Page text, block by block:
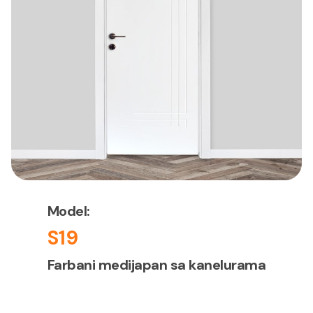
Model:
S19
Farbani medijapan sa kanelurama